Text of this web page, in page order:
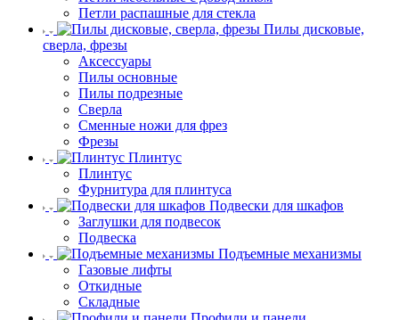
Петли распашные для стекла
Пилы дисковые,
сверла, фрезы
Аксессуары
Пилы основные
Пилы подрезные
Сверла
Сменные ножи для фрез
Фрезы
Плинтус
Плинтус
Фурнитура для плинтуса
Подвески для шкафов
Заглушки для подвесок
Подвеска
Подъемные механизмы
Газовые лифты
Откидные
Складные